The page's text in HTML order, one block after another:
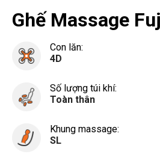
Ghế Massage
E311Con lăn:
4D
Số lượng túi khí:
Toàn thân
Khung massage:
SL